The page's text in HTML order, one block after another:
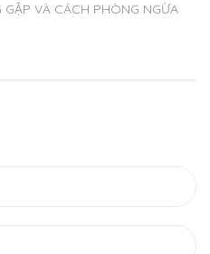
GẶP VÀ CÁCH PHÒNG NGỪA